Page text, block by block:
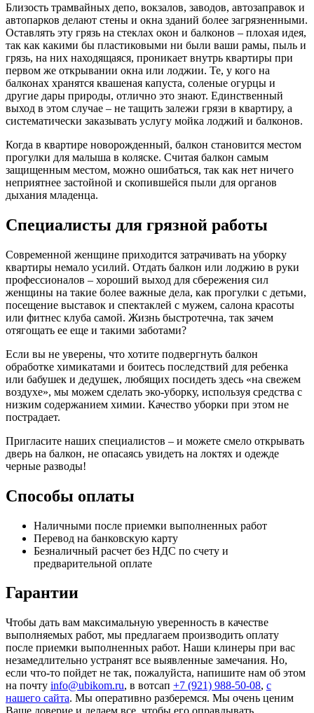
Близость трамвайных депо, вокзалов, заводов, автозаправок и
автопарков делают стены и окна зданий более загрязненными.
Оставлять эту грязь на стеклах окон и балконов – плохая идея,
так как какими бы пластиковыми ни были ваши рамы, пыль и
грязь, на них находящаяся, проникает внутрь квартиры при
первом же открывании окна или лоджии. Те, у кого на
балконах хранятся квашеная капуста, соленые огурцы и
другие дары природы, отлично это знают. Единственный
выход в этом случае – не тащить залежи грязи в квартиру, а
систематически заказывать услугу мойка лоджий и балконов.
Когда в квартире новорожденный, балкон становится местом
прогулки для малыша в коляске. Считая балкон самым
защищенным местом, можно ошибаться, так как нет ничего
неприятнее застойной и скопившейся пыли для органов
дыхания младенца.
Специалисты для грязной работы
Современной женщине приходится затрачивать на уборку
квартиры немало усилий. Отдать балкон или лоджию в руки
профессионалов – хороший выход для сбережения сил
женщины на такие более важные дела, как прогулки с детьми,
посещение выставок и спектаклей с мужем, салона красоты
или фитнес клуба самой. Жизнь быстротечна, так зачем
отягощать ее еще и такими заботами?
Если вы не уверены, что хотите подвергнуть балкон
обработке химикатами и боитесь последствий для ребенка
или бабушек и дедушек, любящих посидеть здесь «на свежем
воздухе», мы можем сделать эко-уборку, используя средства с
низким содержанием химии. Качество уборки при этом не
пострадает.
Пригласите наших специалистов – и можете смело открывать
дверь на балкон, не опасаясь увидеть на локтях и одежде
черные разводы!
Способы оплаты
Наличными после приемки выполненных работ
Перевод на банковскую карту
Безналичный расчет без НДС по счету и
предварительной оплате
Гарантии
Чтобы дать вам максимальную уверенность в качестве
выполняемых работ, мы предлагаем производить оплату
после приемки выполненных работ. Наши клинеры при вас
незамедлительно устранят все выявленные замечания. Но,
если что-то пойдет не так, пожалуйста, напишите нам об этом
на почту info@ubikom.ru, в вотсап +7 (921) 988-50-08, с
нашего сайта. Мы оперативно разберемся. Мы очень ценим